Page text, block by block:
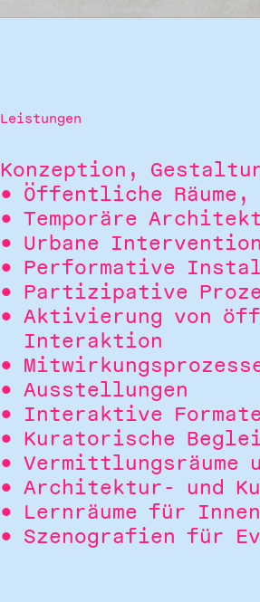
Leistungen
Konzeption,
Öffentliche
Temporäre
Urbane
Performative
Partizipative
Aktivierung von
Interaktion
Ausstellungen
Interaktive
Kuratorische
Vermittlungsräume
Architektur- und
Lernräume für
Szenografien für